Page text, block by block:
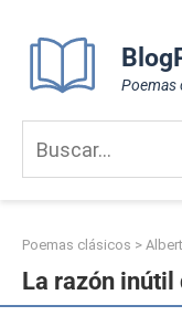
content
Poemas
Poemas clásicos >
La razón